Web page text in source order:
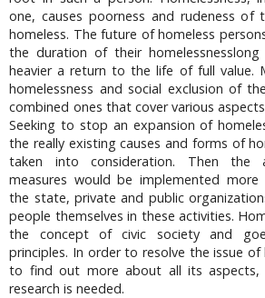
one, causes poorness and rudeness of
homeless. The future of homeless
the duration of their homelessnesslong
heavier a return to the life of full value.
homelessness and social exclusion of
combined ones that cover various
Seeking to stop an expansion of
the really existing causes and forms of
taken into consideration. Then the
measures would be implemented more
the state, private and public
people themselves in these activities.
the concept of civic society and
principles. In order to resolve the issue of
to find out more about all its aspects,
research is needed.